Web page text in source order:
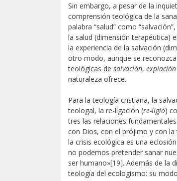
Sin embargo, a pesar de la
comprensión teológica de la
palabra “salud” como
la salud (dimensión terapéutica)
la experiencia de la salvación
otro modo, aunque se
teológicas de salvación, expiación
naturaleza ofrece.
Para la teología cristiana, la
teologal, la re-ligación (re-ligio)
tres las relaciones
con Dios, con el prójimo y con la
la crisis ecológica es una
no podemos pretender sanar
ser humano»[19]. Además de la
teología del ecologismo: su